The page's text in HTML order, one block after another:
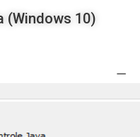
(Windows 10)